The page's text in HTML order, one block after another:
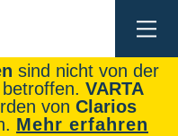
sind nicht von der
betroffen. VARTA
von Clarios
Mehr erfahren